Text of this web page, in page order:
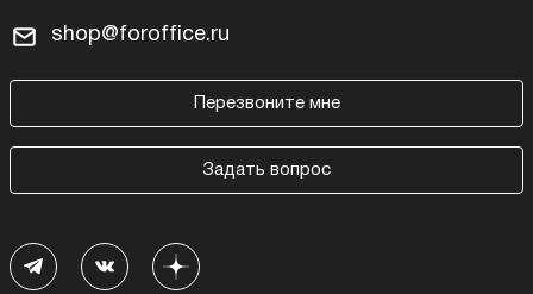
shop@foroffice.ru
Перезвоните мне
Задать вопрос